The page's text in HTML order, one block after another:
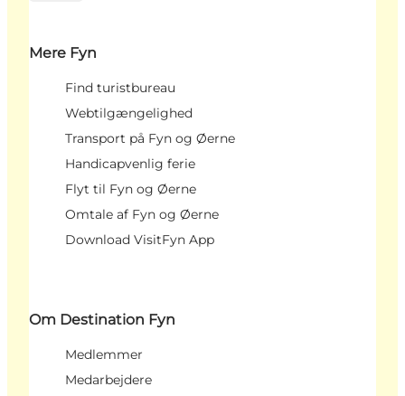
Mere Fyn
Find turistbureau
Webtilgængelighed
Transport på Fyn og Øerne
Handicapvenlig ferie
Flyt til Fyn og Øerne
Omtale af Fyn og Øerne
Download VisitFyn App
Om Destination Fyn
Medlemmer
Medarbejdere